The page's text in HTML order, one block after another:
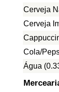
Cerveja
Cerveja
Cola/
Água